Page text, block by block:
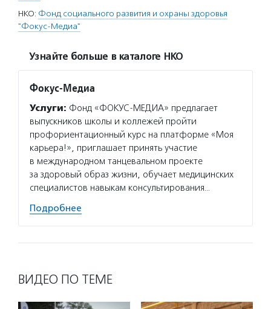
НКО: Фонд социального развития и охраны здоровья
"Фокус-Медиа"
Узнайте больше в каталоге НКО
Фокус-Медиа
Услуги: Фонд «ФОКУС-МЕДИА» предлагает
выпускников школы и коллежей пройти
профориентационный курс на платформе «Моя
карьера!», приглашает принять участие
в международном танцевальном проекте
за здоровый образ жизни, обучает медицинских
специалистов навыкам консультирования…
Подробнее
ВИДЕО ПО ТЕМЕ